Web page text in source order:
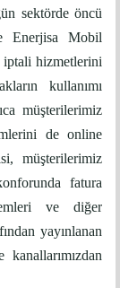
sektörde öncü
Enerjisa Mobil
iptali hizmetlerini
kullanımı
müşterilerimiz
de online
müşterilerimiz
fatura
ve diğer
yayınlanan